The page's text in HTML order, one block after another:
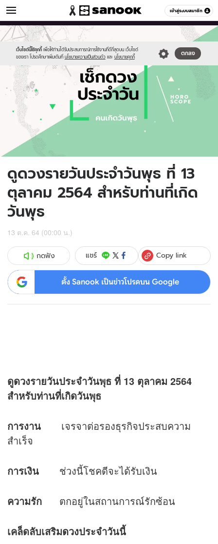
เข้าสู่ระบบสมาชิก
ดูดวง หมวดอื่นๆ
เว็บไซต์นี้ใช้คุกกี้ เพื่อให้ท่านได้รับประสบการณ์การใช้งานที่ดีที่สุดบน เว็บไซต์
ของเรา โปรดศึกษาเพิ่มเติมที่ นโยบายความเป็นส่วนตัว และ นโยบายคุกกี้
ตกลง
Sanook
//s.isanook.com/sr/0/images/logo-
new-
sanook.png
600
60
//s.isanook.com/ho/0/ud/fxd/day/daily-
horoscope-
wednesday.jpg
ดูดวงรายวันประจำวันพุธ ที่ 13
ตุลาคม 2564 สำหรับท่านที่เกิด
วันพุธ
13 ต.ค. 64 (00:00 น.)
กดฟัง แชร์ Copy link
ตั้ง Sanook เป็นข่าวโปรดบน Google
ดูดวงรายวันประจำวันพุธ ที่ 13 ตุลาคม 2564
สำหรับท่านที่เกิดวันพุธ
การงาน เจรจาต่อรองธุรกิจประสบความ
สำเร็จ
การเงิน ช่วงนี้โชคดีจะได้รับเงิน
ความรัก ตกอยู่ในสถานการณ์รักซ้อน
เคล็ดลับเสริมดวงประจำวันนี้